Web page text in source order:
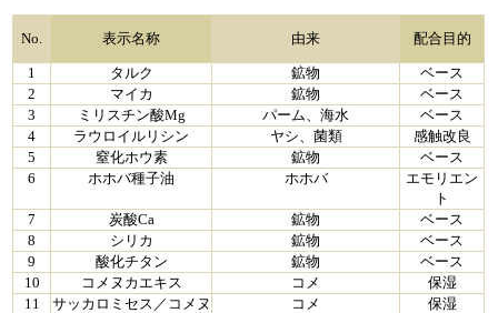
No. 表示名称 由来 配合目的
1 タルク 鉱物
ベース
2
マイカ 鉱物
ベース
3
ミリスチン酸Mg パーム、海水
ベース
4
ラウロイルリシン ヤシ、菌類
感触改良
5
窒化ホウ素 鉱物
ベース
6
ホホバ種子油 ホホバ
エモリエン
ト
7
炭酸Ca 鉱物
ベース
8
シリカ 鉱物
ベース
9
酸化チタン 鉱物
ベース
10
コメヌカエキス コメ
保湿
11
サッカロミセス／コメヌ
コメ 保湿